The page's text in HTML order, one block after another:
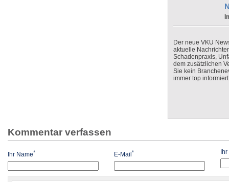
Der neue VKU
aktuelle
Schadenpraxis,
dem zusätzlichen
Sie kein
immer top
Kommentar verfassen
Ihr Name* E-Mail* Ihr